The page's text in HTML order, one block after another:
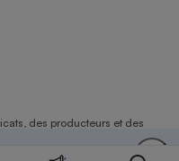
des producteurs et des